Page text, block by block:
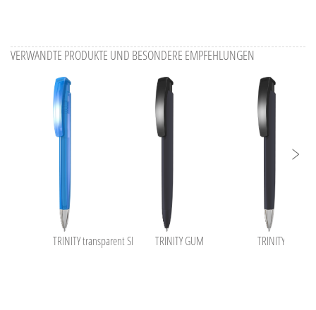
VERWANDTE PRODUKTE UND BESONDERE EMPFEHLUNGEN
TRINITY transparent SI TRINITY GUM TRINITY SI GUM